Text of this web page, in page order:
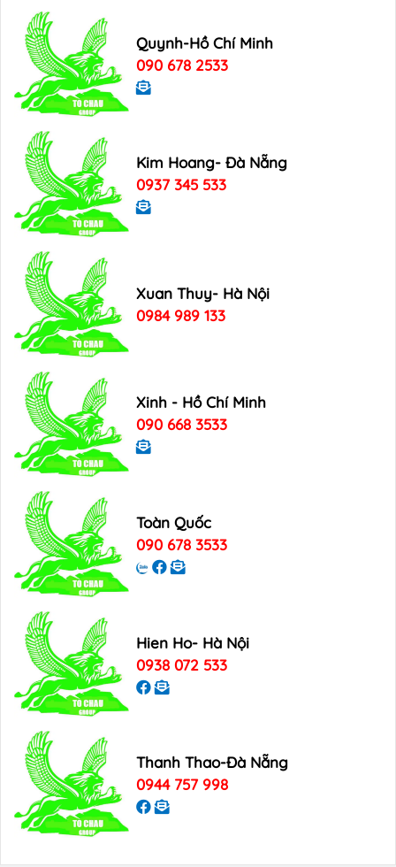
Quynh-Hồ Chí Minh
090 678 2533
Kim Hoang- Đà Nẵng
0937 345 533
Xuan Thuy- Hà Nội
0984 989 133
Xinh - Hồ Chí Minh
090 668 3533
Toàn Quốc
090 678 3533
Hien Ho- Hà Nội
0938 072 533
Thanh Thao-Đà Nẵng
0944 757 998